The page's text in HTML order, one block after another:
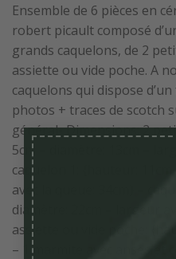
Ensemble de 6 pièces en
robert picault composé
grands caquelons, de 2
assiette ou vide poche. A
caquelons qui dispose
photos + traces de scotch
général- Dimensions: 2
5cm – diamètre: 13cm –
caquelon 1: {hauteur:
avec la queue: 34cm} –
diamètre: 22cm – largeur
assiette ou vide poche:
– 1 marmite avec anses et